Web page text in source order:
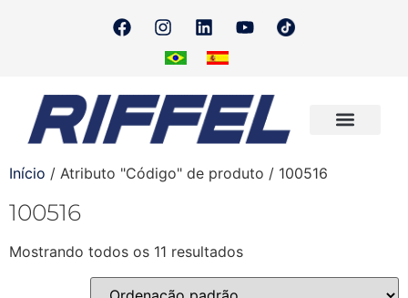
Início / Atributo "Código" de produto / 100516
100516
Mostrando todos os 11 resultados